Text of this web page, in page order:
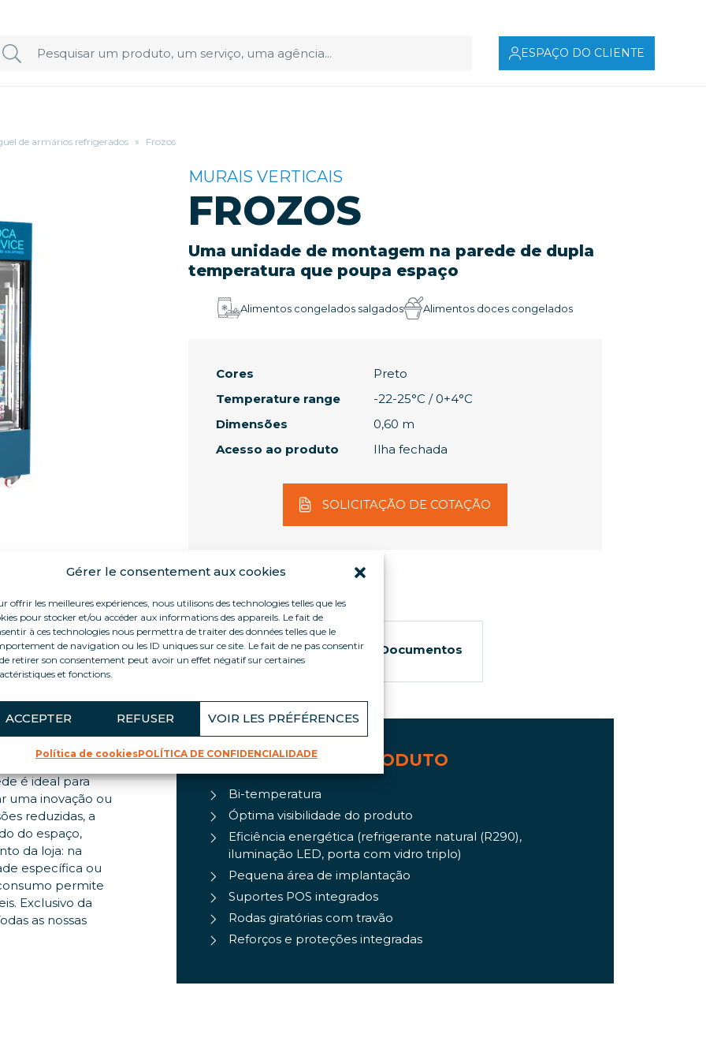
Gérer le consentement aux cookies
offrir les meilleures expériences, nous utilisons des technologies telles que les
pour stocker et/ou accéder aux informations des appareils. Le fait de
à ces technologies nous permettra de traiter des données telles que le
de navigation ou les ID uniques sur ce site. Le fait de ne pas consentir
retirer son consentement peut avoir un effet négatif sur certaines
et fonctions.
ACCEPTER REFUSER VOIR LES PRÉFÉRENCES
Política de cookiesPOLÍTICA DE CONFIDENCIALIDADE
ESPAÇO DO CLIENTE
de armários refrigerados » Frozos
MURAIS VERTICAIS
FROZOS
Uma unidade de montagem na parede de dupla
temperatura que poupa espaço
Alimentos congelados salgados Alimentos doces congelados
Cores
Preto
Temperature range
-22-25°C / 0+4°C
Dimensões
0,60 m
Acesso ao produto
Ilha fechada
SOLICITAÇÃO DE COTAÇÃO
Acessórios Especificações técnicas Documentos
que
é ideal para
uma inovação ou
reduzidas, a
do espaço,
da loja: na
específica ou
permite
Exclusivo da
as nossas
DESTAQUES DO PRODUTO
Bi-temperatura
Óptima visibilidade do produto
Eficiência energética (refrigerante natural (R290),
iluminação LED, porta com vidro triplo)
Pequena área de implantação
Suportes POS integrados
Rodas giratórias com travão
Reforços e proteções integradas